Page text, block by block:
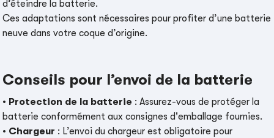
d’éteindre la batterie.
Ces adaptations sont nécessaires pour profiter d’une batterie
neuve dans votre coque d’origine.
Conseils pour l’envoi de la batterie
• Protection de la batterie : Assurez-vous de protéger la
batterie conformément aux consignes d'emballage fournies.
• Chargeur : L’envoi du chargeur est obligatoire pour